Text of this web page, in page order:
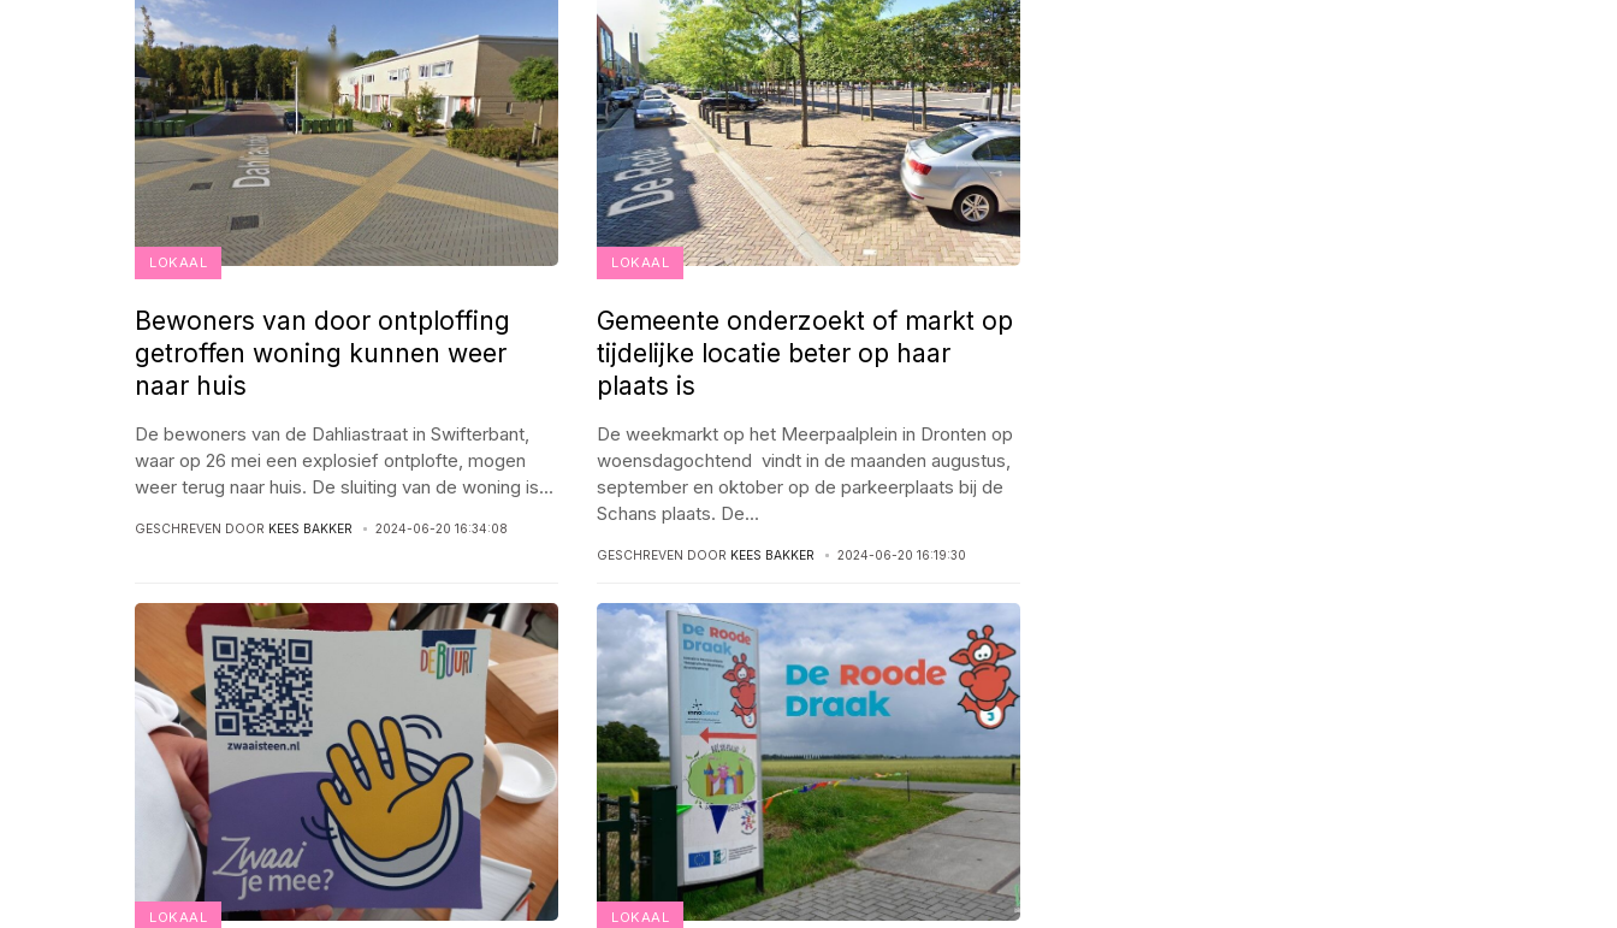
LOKAAL
Bewoners van door ontploffing
getroffen woning kunnen weer
naar huis
De bewoners van de Dahliastraat in Swifterbant,
waar op 26 mei een explosief ontplofte, mogen
weer terug naar huis. De sluiting van de woning is...
GESCHREVEN DOOR KEES BAKKER 2024-06-20 16:34:08
LOKAAL
Gemeente onderzoekt of markt op
tijdelijke locatie beter op haar
plaats is
De weekmarkt op het Meerpaalplein in Dronten op
woensdagochtend vindt in de maanden augustus,
september en oktober op de parkeerplaats bij de
Schans plaats. De...
GESCHREVEN DOOR KEES BAKKER 2024-06-20 16:19:30
LOKAAL LOKAAL